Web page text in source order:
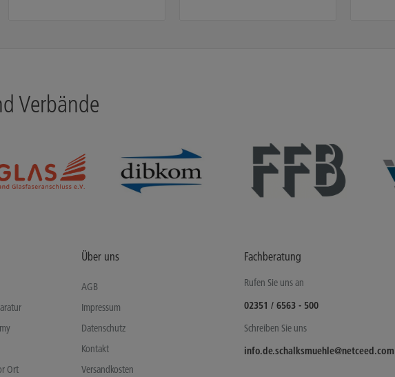
Verbände
Ort
Über uns
AGB
Impressum
Datenschutz
Kontakt
Versandkosten
Fachberatung
Rufen Sie uns an
02351 / 6563 - 500
Schreiben Sie uns
info.de.schalksmuehle@netceed.com